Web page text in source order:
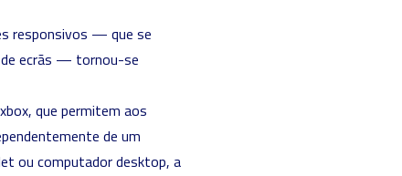
responsivos — que se
ecrãs — tornou-se
que permitem aos
de um
ou computador desktop, a